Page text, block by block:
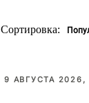
Сортировка:
9 АВГУСТА 2026,